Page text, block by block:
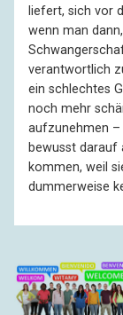
liefert, sich vor
wenn man
verantwortlich
ein schlechtes
noch mehr
aufzunehmen –
bewusst darauf
kommen, weil
dummerweise